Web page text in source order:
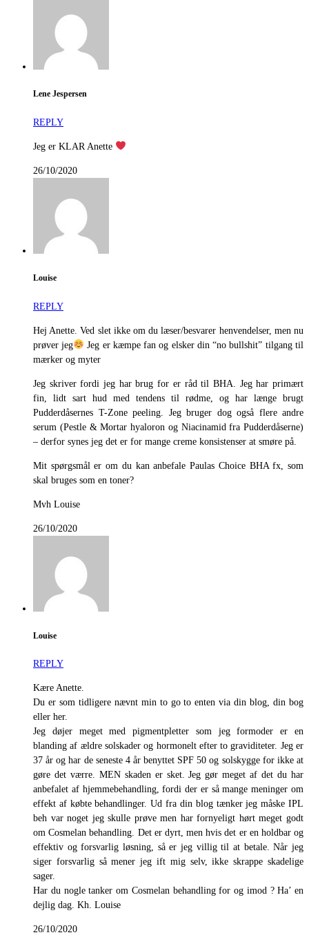
Lene Jespersen
REPLY
Jeg er KLAR Anette
26/10/2020
Louise
REPLY
Hej Anette. Ved slet ikke om du læser/besvarer henvendelser, men nu
prøver jeg
Jeg er kæmpe fan og elsker din “no bullshit” tilgang til
mærker og myter
Jeg skriver fordi jeg har brug for er råd til BHA. Jeg har primært
fin, lidt sart hud med tendens til rødme, og har længe brugt
Pudderdåsernes T-Zone peeling. Jeg bruger dog også flere andre
serum (Pestle & Mortar hyaloron og Niacinamid fra Pudderdåserne)
– derfor synes jeg det er for mange creme konsistenser at smøre på.
Mit spørgsmål er om du kan anbefale Paulas Choice BHA fx, som
skal bruges som en toner?
Mvh Louise
26/10/2020
Louise
REPLY
Kære Anette.
Du er som tidligere nævnt min to go to enten via din blog, din bog
eller her.
Jeg døjer meget med pigmentpletter som jeg formoder er en
blanding af ældre solskader og hormonelt efter to graviditeter. Jeg er
37 år og har de seneste 4 år benyttet SPF 50 og solskygge for ikke at
gøre det værre. MEN skaden er sket. Jeg gør meget af det du har
anbefalet af hjemmebehandling, fordi der er så mange meninger om
effekt af købte behandlinger. Ud fra din blog tænker jeg måske IPL
beh var noget jeg skulle prøve men har fornyeligt hørt meget godt
om Cosmelan behandling. Det er dyrt, men hvis det er en holdbar og
effektiv og forsvarlig løsning, så er jeg villig til at betale. Når jeg
siger forsvarlig så mener jeg ift mig selv, ikke skrappe skadelige
sager.
Har du nogle tanker om Cosmelan behandling for og imod ? Ha’ en
dejlig dag. Kh. Louise
26/10/2020